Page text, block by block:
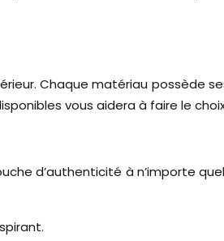
Chaque matériau possède
vous aidera à faire le
d’authenticité à n’importe